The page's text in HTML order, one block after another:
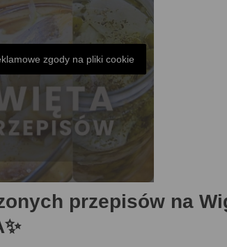
zgody na pliki cookie
przepisów na